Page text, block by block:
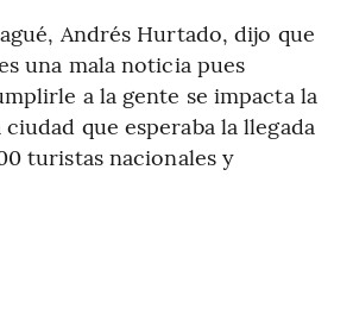
Andrés Hurtado, dijo que
una mala noticia pues
a la gente se impacta la
que esperaba la llegada
turistas nacionales y